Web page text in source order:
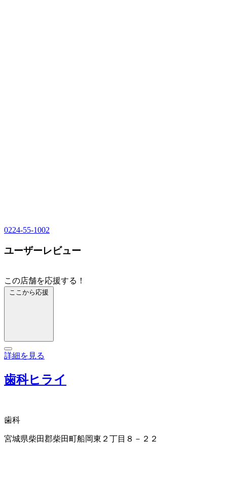
0224-55-1002
ユーザーレビュー
この店舗を応援する！
ここから応援
詳細を見る
歯科ヒライ
歯科
宮城県柴田郡柴田町船岡東２丁目８－２２